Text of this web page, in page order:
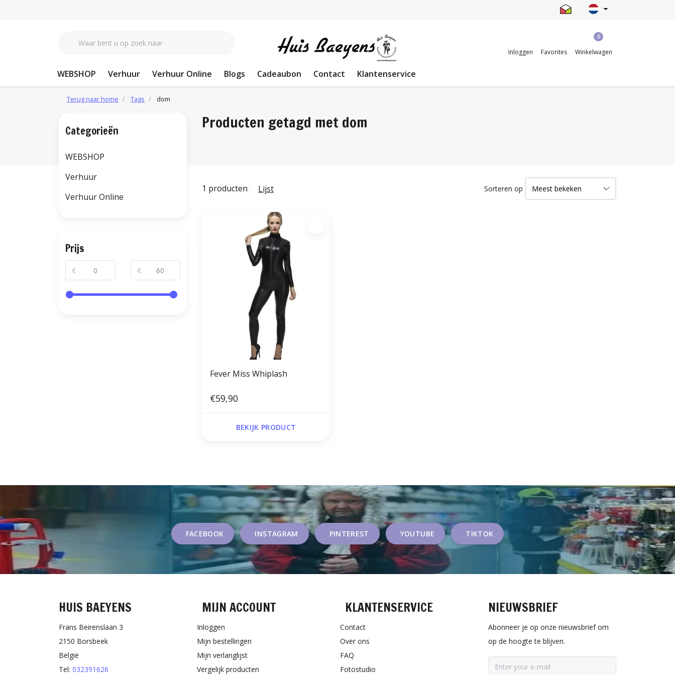
Inloggen Favorites
0
Winkelwagen
WEBSHOP Verhuur Verhuur Online Blogs Cadeaubon Contact Klantenservice
Terug naar home Tags dom
Producten getagd met dom
1 producten Lijst Sorteren op
Fever Miss Whiplash
€59,90
BEKIJK PRODUCT
Categorieën
WEBSHOP
Verhuur
Verhuur Online
Prijs
€ €
FACEBOOK INSTAGRAM PINTEREST YOUTUBE TIKTOK
HUIS BAEYENS
Frans Beirenslaan 3
2150 Borsbeek
België
Tel: 032391626
MIJN ACCOUNT
Inloggen
Mijn bestellingen
Mijn verlanglijst
Vergelijk producten
KLANTENSERVICE
Contact
Over ons
FAQ
Fotostudio
NIEUWSBRIEF
Abonneer je op onze nieuwsbrief om
op de hoogte te blijven.